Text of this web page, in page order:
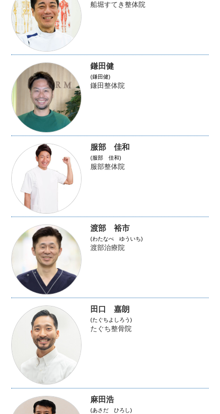
船堀すてき整体院
鎌田健
(鎌田健)
鎌田整体院
服部 佳和
(服部 佳和)
服部整体院
渡部 裕市
(わたなべ ゆういち)
渡部治療院
田口 嘉朗
(たぐちよしろう)
たぐち整骨院
麻田浩
(あさだ ひろし)